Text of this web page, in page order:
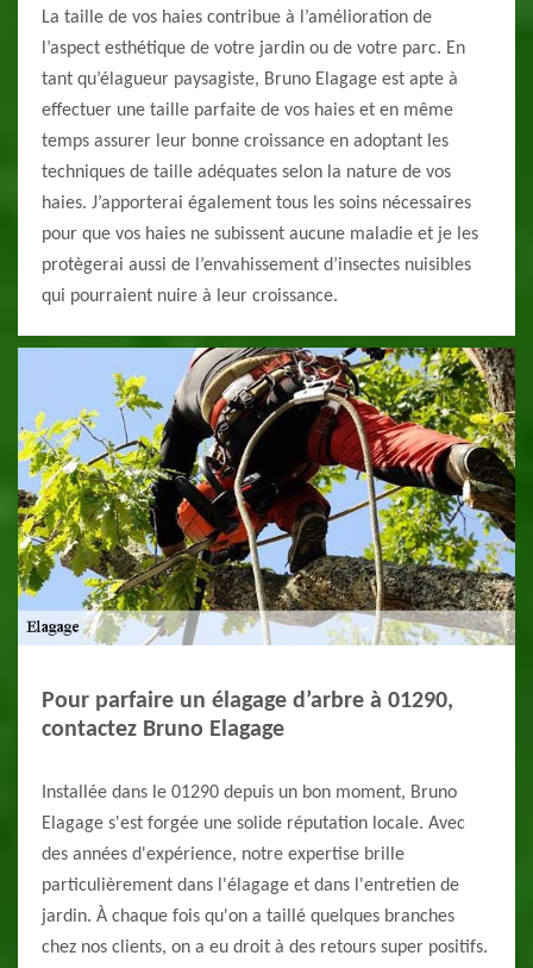
La taille de vos haies contribue à l’amélioration de
l’aspect esthétique de votre jardin ou de votre parc. En
tant qu’élagueur paysagiste, Bruno Elagage est apte à
effectuer une taille parfaite de vos haies et en même
temps assurer leur bonne croissance en adoptant les
techniques de taille adéquates selon la nature de vos
haies. J’apporterai également tous les soins nécessaires
pour que vos haies ne subissent aucune maladie et je les
protègerai aussi de l’envahissement d’insectes nuisibles
qui pourraient nuire à leur croissance.
Pour parfaire un élagage d’arbre à 01290,
contactez Bruno Elagage
Installée dans le 01290 depuis un bon moment, Bruno
Elagage s'est forgée une solide réputation locale. Avec
des années d'expérience, notre expertise brille
particulièrement dans l'élagage et dans l'entretien de
jardin. À chaque fois qu'on a taillé quelques branches
chez nos clients, on a eu droit à des retours super positifs.